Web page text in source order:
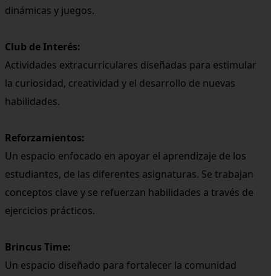
dinámicas y juegos.
Club de Interés:
Actividades extracurriculares diseñadas para estimular
la curiosidad, creatividad y el desarrollo de nuevas
habilidades.
Reforzamientos:
Un espacio enfocado en apoyar el aprendizaje de los
estudiantes, de las diferentes asignaturas. Se trabajan
conceptos clave y se refuerzan habilidades a través de
ejercicios prácticos.
Brincus Time:
Un espacio diseñado para fortalecer la comunidad